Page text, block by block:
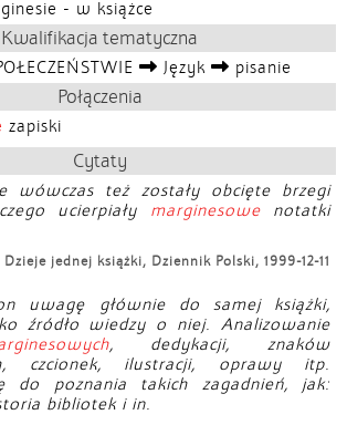
- w książce
Kwalifikacja tematyczna
Język pisanie
Połączenia
zapiski
Cytaty
wówczas też zostały obcięte brzegi
ucierpiały marginesowenotatki
Dzieje jednej książki, Dziennik Polski, 1999-12-11
uwagę głównie do samej książki,
źródło wiedzy o niej. Analizowanie
, dedykacji, znaków
czcionek, ilustracji, oprawy itp.
do poznania takich zagadnień, jak:
bibliotek i in.